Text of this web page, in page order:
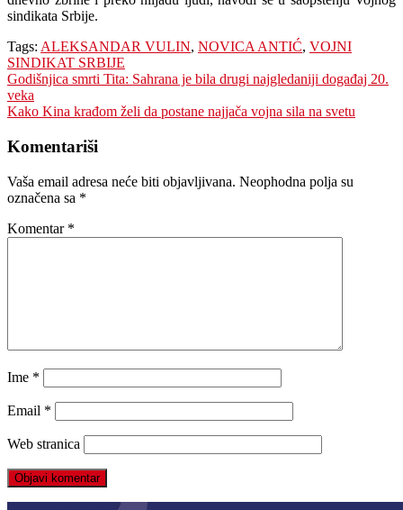
sindikata Srbije.
Tags: ALEKSANDAR VULIN, NOVICA ANTIĆ, VOJNI
SINDIKAT SRBIJE
Navigacija
članaka
Godišnjica smrti Tita: Sahrana je bila drugi najgledaniji događaj 20.
veka
Kako Kina krađom želi da postane najjača vojna sila na svetu
Komentariši
Vaša email adresa neće biti objavljivana. Neophodna polja su
označena sa *
Komentar *
Ime *
Email *
Web stranica